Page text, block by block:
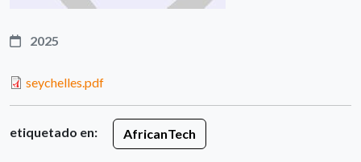
2025
seychelles.pdf
etiquetado en: AfricanTech